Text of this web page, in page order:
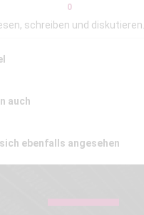
0
schreiben und diskutieren...
auch
ebenfalls angesehen